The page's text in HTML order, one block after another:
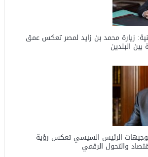
زيارة محمد بن زايد لمصر تعكس عمق
بين البلدين
توجيهات الرئيس السيسي تعكس رؤية
والتحول الرقمي